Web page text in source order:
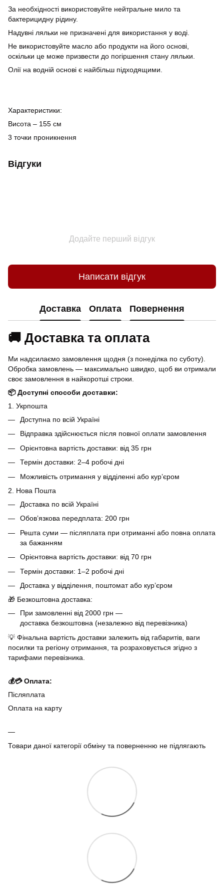
За необхідності використовуйте нейтральне мило та
бактерицидну рідину.
Надувні ляльки не призначені для використання у воді.
Не використовуйте масло або продукти на його основі,
оскільки це може призвести до погіршення стану ляльки.
Олії на водній основі є найбільш підходящими.
Характеристики:
Висота – 155 см
3 точки проникнення
Відгуки
Додайте перший відгук
Написати відгук
Доставка Оплата Повернення
🚚 Доставка та оплата
Ми надсилаємо замовлення щодня (з понеділка по суботу).
Обробка замовлень — максимально швидко, щоб ви отримали
своє замовлення в найкоротші строки.
📦 Доступні способи доставки:
1. Укрпошта
Доступна по всій Україні
Відправка здійснюється після повної оплати замовлення
Орієнтовна вартість доставки: від 35 грн
Термін доставки: 2–4 робочі дні
Можливість отримання у відділенні або кур’єром
2. Нова Пошта
Доставка по всій Україні
Обов’язкова передплата: 200 грн
Решта суми — післяплата при отриманні або повна оплата
за бажанням
Орієнтовна вартість доставки: від 70 грн
Термін доставки: 1–2 робочі дні
Доставка у відділення, поштомат або кур’єром
🎁 Безкоштовна доставка:
При замовленні від 2000 грн —
доставка безкоштовна (незалежно від перевізника)
💡 Фінальна вартість доставки залежить від габаритів, ваги
посилки та регіону отримання, та розраховується згідно з
тарифами перевізника.
💰💳 Оплата:
Післяплата
Оплата на карту
Товари даної категорії обміну та поверненню не підлягають